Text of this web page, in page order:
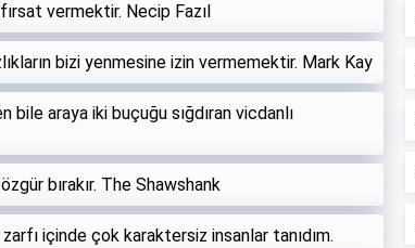
vermektir. Necip Fazıl
bizi yenmesine izin vermemektir. Mark Kay
araya iki buçuğu sığdıran vicdanlı
bırakır. The Shawshank
içinde çok karaktersiz insanlar tanıdım.